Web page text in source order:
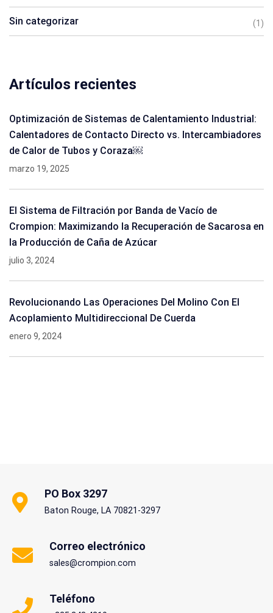
Sin categorizar (1)
Artículos recientes
Optimización de Sistemas de Calentamiento Industrial:
Calentadores de Contacto Directo vs. Intercambiadores
de Calor de Tubos y Coraza￼
marzo 19, 2025
El Sistema de Filtración por Banda de Vacío de
Crompion: Maximizando la Recuperación de Sacarosa en
la Producción de Caña de Azúcar
julio 3, 2024
Revolucionando Las Operaciones Del Molino Con El
Acoplamiento Multidireccional De Cuerda
enero 9, 2024
PO Box 3297
Baton Rouge, LA 70821-3297
Correo electrónico
sales@crompion.com
Teléfono